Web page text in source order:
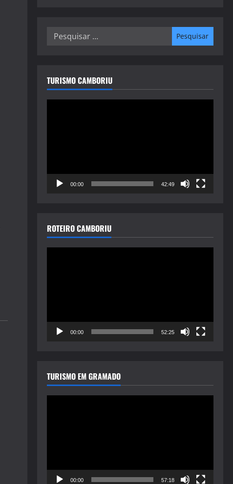
Pesquisar
TURISMO CAMBORIU
00:00 42:49
ROTEIRO CAMBORIU
00:00 52:25
TURISMO EM GRAMADO
00:00 57:18